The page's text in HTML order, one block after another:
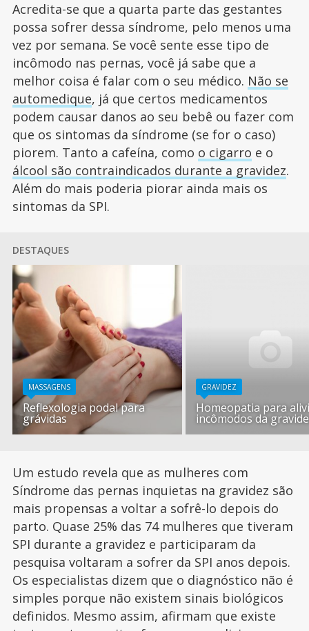
Acredita-se que a quarta parte das gestantes
possa sofrer dessa síndrome, pelo menos uma
vez por semana. Se você sente esse tipo de
incômodo nas pernas, você já sabe que a
melhor coisa é falar com o seu médico. Não se
automedique, já que certos medicamentos
podem causar danos ao seu bebê ou fazer com
que os sintomas da síndrome (se for o caso)
piorem. Tanto a cafeína, como o cigarro e o
álcool são contraindicados durante a gravidez.
Além do mais poderia piorar ainda mais os
sintomas da SPI.
DESTAQUES
MASSAGENS
Reflexologia podal para
grávidas
GRAVIDEZ
Homeopatia para
incômodos da
Um estudo revela que as mulheres com
Síndrome das pernas inquietas na gravidez são
mais propensas a voltar a sofrê-lo depois do
parto. Quase 25% das 74 mulheres que tiveram
SPI durante a gravidez e participaram da
pesquisa voltaram a sofrer da SPI anos depois.
Os especialistas dizem que o diagnóstico não é
simples porque não existem sinais biológicos
definidos. Mesmo assim, afirmam que existe